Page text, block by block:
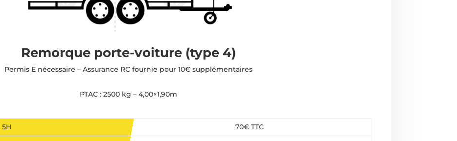
Remorque porte-voiture (type 4)
Permis E nécessaire – Assurance RC fournie pour 10€ supplémentaires
PTAC : 2500 kg – 4,00×1,90m
5H
70€ TTC